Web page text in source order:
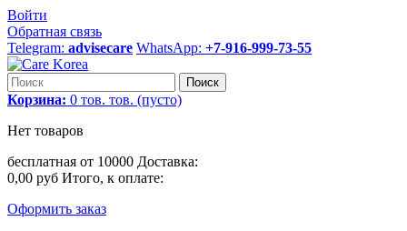
Войти
Обратная связь
Telegram: advisecare WhatsApp: +7-916-999-73-55
Поиск
Корзина: 0 тов. тов. (пусто)
Нет товаров
бесплатная от 10000 Доставка:
0,00 руб Итого, к оплате:
Оформить заказ